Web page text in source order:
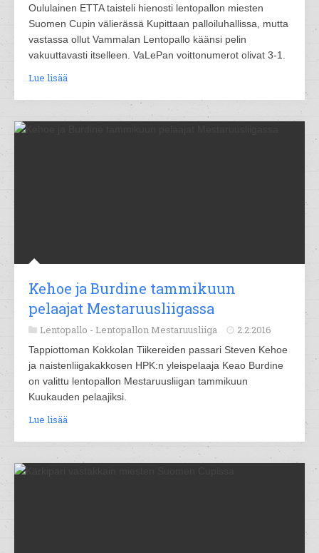
Oululainen ETTA taisteli hienosti lentopallon miesten
Suomen Cupin välierässä Kupittaan palloiluhallissa, mutta
vastassa ollut Vammalan Lentopallo käänsi pelin
vakuuttavasti itselleen. VaLePan voittonumerot olivat 3-1.
Lue lisää
Kehoe ja Burdine tammikuun
pelaajat Mestaruusliigassa
Lentopallo - Lentopallon Mestaruusliiga 2.2.2016
Tappiottoman Kokkolan Tiikereiden passari Steven Kehoe
ja naistenliigakakkosen HPK:n yleispelaaja Keao Burdine
on valittu lentopallon Mestaruusliigan tammikuun
Kuukauden pelaajiksi.
Lue lisää